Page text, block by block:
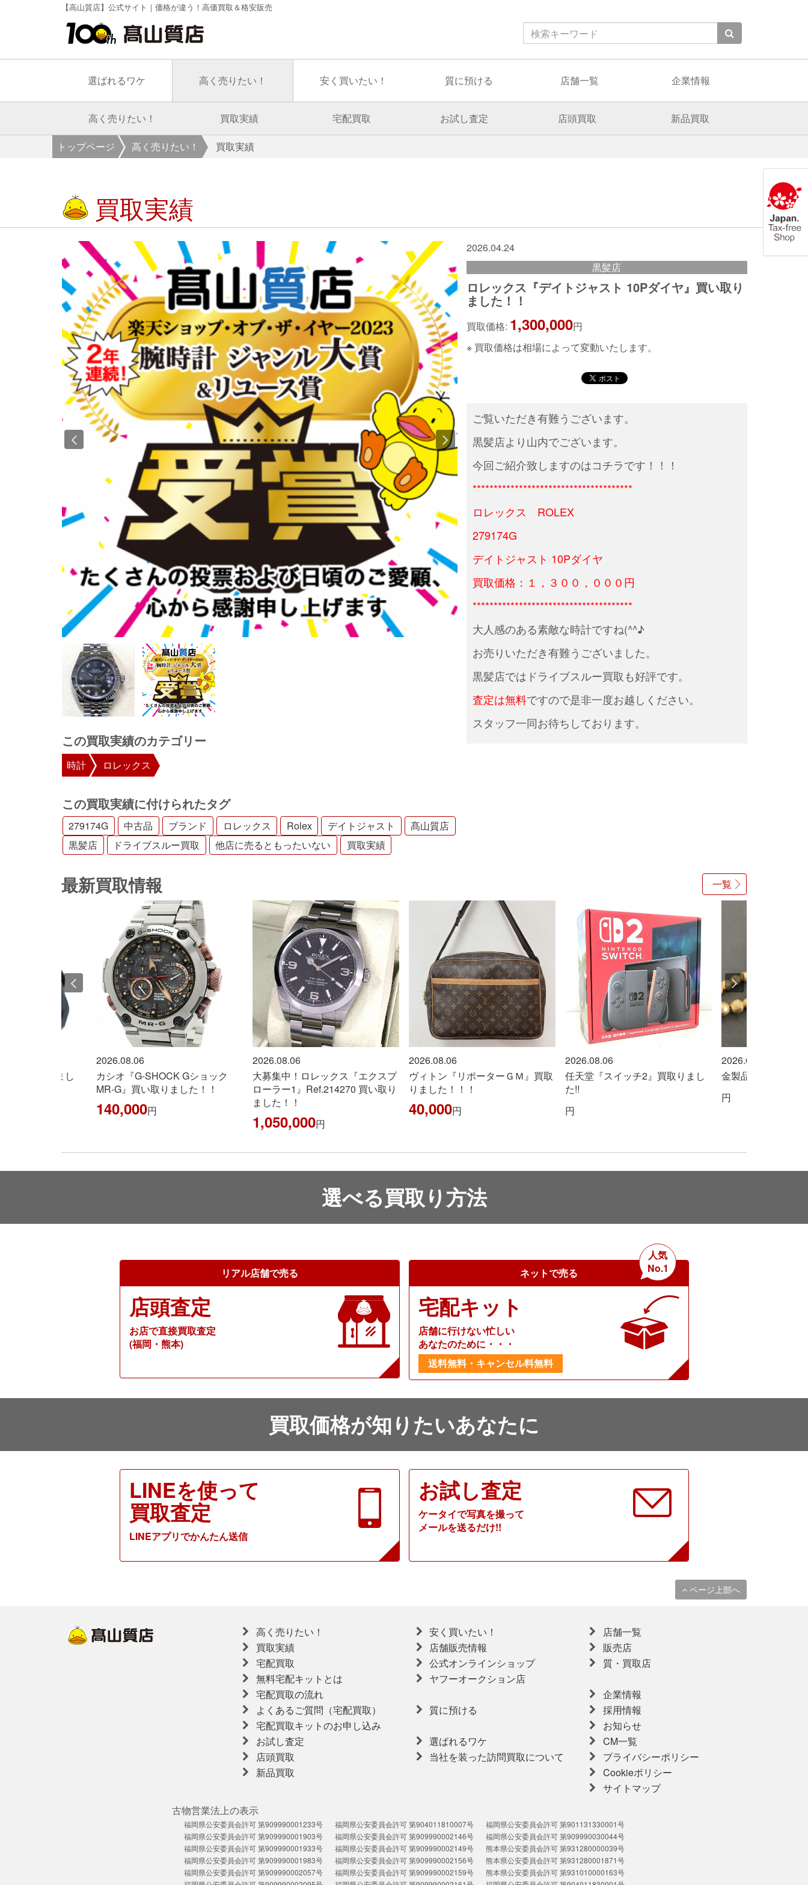
【高山質店】公式サイト｜価格が違う！高価買取＆格安販売
選ばれるワケ 高く売りたい！ 安く買いたい！ 質に預ける 店舗一覧 企業情報
高く売りたい！ 買取実績 宅配買取 お試し査定 店頭買取 新品買取
トップページ 高く売りたい！ 買取実績
買取実績
2026.04.24
黒髪店
ロレックス『デイトジャスト 10Pダイヤ』買い取り
ました！！
買取価格: 1,300,000円
※ 買取価格は相場によって変動いたします。
ご覧いただき有難うございます。
黒髪店より山内でございます。
今回ご紹介致しますのはコチラです！！！
**************************************
ロレックス ROLEX
279174G
デイトジャスト 10Pダイヤ
買取価格：１，３００，０００円
**************************************
大人感のある素敵な時計ですね(^^♪
お売りいただき有難うございました。
黒髪店ではドライブスルー買取も好評です。
査定は無料ですので是非一度お越しください。
スタッフ一同お待ちしております。
この買取実績のカテゴリー
時計 ロレックス
この買取実績に付けられたタグ
279174G 中古品 ブランド ロレックス Rolex デイトジャスト
髙山質店
黒髪店
ドライブスルー買取 他店に売るともったいない 買取実績
一覧
最新買取情報
SHOCK Gショック
2026.08.06
大募集中！ロレックス『エクスプ
ローラー1』Ref.214270 買い取り
ました！！
1,050,000
2026.08.06
ヴィトン『リポーターＧＭ』買取
りました！！！
40,000
2026.08.06
任天堂『スイッチ2』買取りまし
た!!
円
2026.08.06
金製品売ってください！！
2026.08.06
エルメス『ボ
選べる買取り方法
リアル店舗で売る
店頭査定
お店で直接買取査定
(福岡・熊本)
ネットで売る
人気
No.1
宅配キット
店舗に行けない忙しい
あなたのために・・・
送料無料・キャンセル料無料
買取価格が知りたいあなたに
LINEを使って
買取査定
LINEアプリでかんたん送信
お試し査定
ケータイで写真を撮って
メールを送るだけ!!
ページ上部へ
高く売りたい！
買取実績
宅配買取
無料宅配キットとは
宅配買取の流れ
よくあるご質問（宅配買取）
宅配買取キットのお申し込み
お試し査定
店頭買取
新品買取
安く買いたい！
店舗販売情報
公式オンラインショップ
ヤフーオークション店
質に預ける
選ばれるワケ
当社を装った訪問買取について
店舗一覧
販売店
質・買取店
企業情報
採用情報
お知らせ
CM一覧
プライバシーポリシー
Cookieポリシー
サイトマップ
古物営業法上の表示
福岡県公安委員会許可 第909990001233号
福岡県公安委員会許可 第909990001903号
福岡県公安委員会許可 第909990001933号
福岡県公安委員会許可 第909990001983号
福岡県公安委員会許可 第909990002057号
福岡県公安委員会許可 第904011810007号
福岡県公安委員会許可 第909990002146号
福岡県公安委員会許可 第909990002149号
福岡県公安委員会許可 第909990002156号
福岡県公安委員会許可 第909990002159号
福岡県公安委員会許可 第901131330001号
福岡県公安委員会許可 第909990030044号
熊本県公安委員会許可 第931280000039号
熊本県公安委員会許可 第931280001871号
熊本県公安委員会許可 第931010000163号